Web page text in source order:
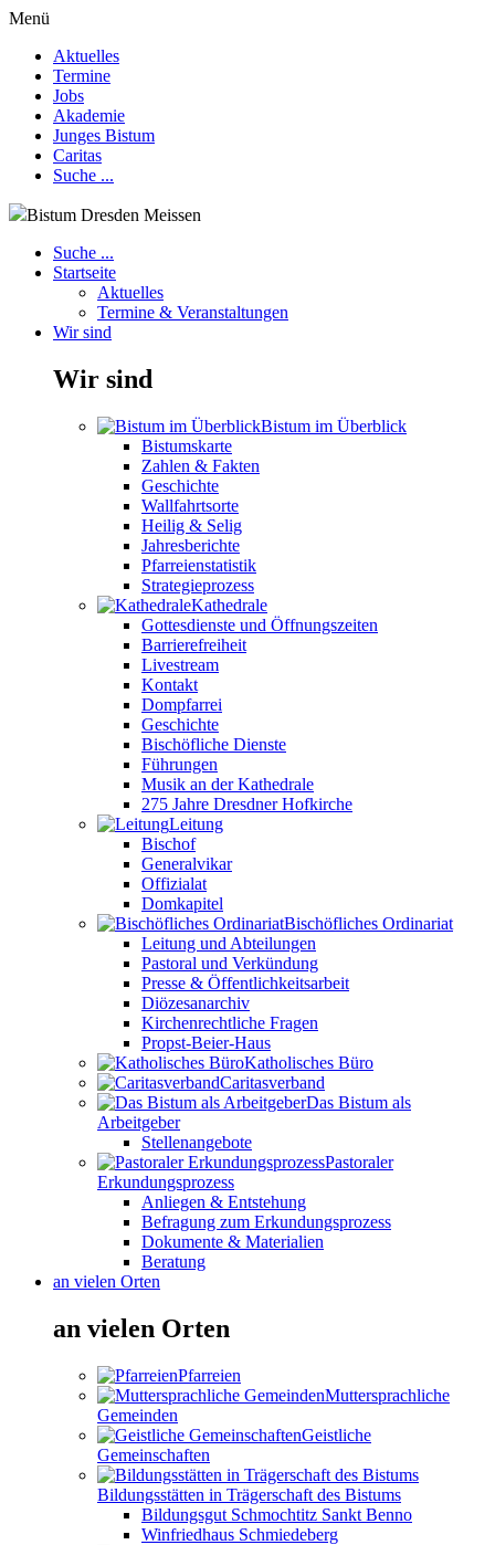
Menü
Aktuelles
Termine
Jobs
Akademie
Junges Bistum
Caritas
Suche ...
Bistum Dresden Meissen
Suche ...
Startseite
Aktuelles
Termine & Veranstaltungen
Wir sind
Wir sind
Bistum im Überblick
Bistumskarte
Zahlen & Fakten
Geschichte
Wallfahrtsorte
Heilig & Selig
Jahresberichte
Pfarreienstatistik
Strategieprozess
Kathedrale
Gottesdienste und Öffnungszeiten
Barrierefreiheit
Livestream
Kontakt
Dompfarrei
Geschichte
Bischöfliche Dienste
Führungen
Musik an der Kathedrale
275 Jahre Dresdner Hofkirche
Leitung
Bischof
Generalvikar
Offizialat
Domkapitel
Bischöfliches Ordinariat
Leitung und Abteilungen
Pastoral und Verkündung
Presse & Öffentlichkeitsarbeit
Diözesanarchiv
Kirchenrechtliche Fragen
Propst-Beier-Haus
Katholisches Büro
Caritasverband
Das Bistum als
Arbeitgeber
Stellenangebote
Pastoraler
Erkundungsprozess
Anliegen & Entstehung
Befragung zum Erkundungsprozess
Dokumente & Materialien
Beratung
an vielen Orten
an vielen Orten
Pfarreien
Muttersprachliche
Gemeinden
Geistliche
Gemeinschaften
Bildungsstätten in Trägerschaft des Bistums
Bildungsgut Schmochtitz Sankt Benno
Winfriedhaus Schmiedeberg